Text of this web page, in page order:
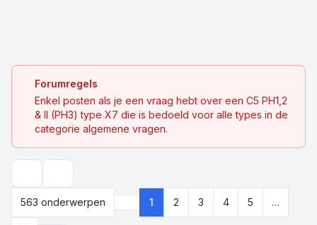
Forumregels
Enkel posten als je een vraag hebt over een C5 PH1,2
& II (PH3) type X7 die is bedoeld voor alle types in de
categorie algemene vragen.
563 onderwerpen
Pagina van
1 2 3 4 5 …